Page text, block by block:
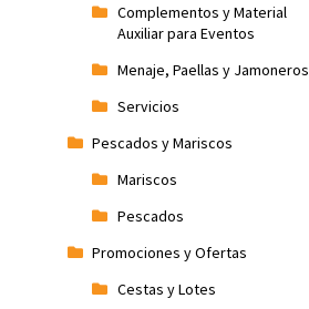
Complementos y Material
Auxiliar para Eventos
Menaje, Paellas y Jamoneros
Servicios
Pescados y Mariscos
Mariscos
Pescados
Promociones y Ofertas
Cestas y Lotes